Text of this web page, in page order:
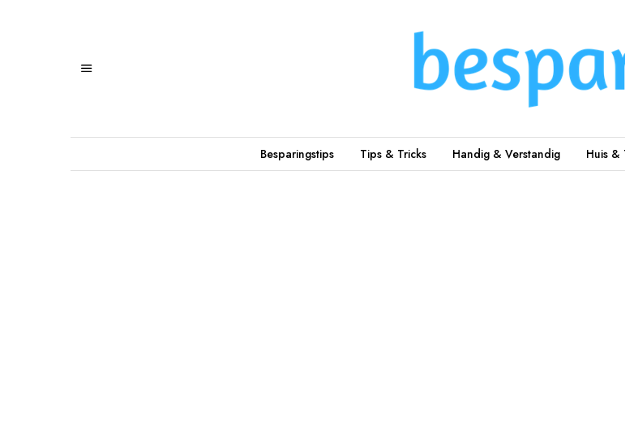
Besparingstips Tips & Tricks Handig & Verstandig Huis &